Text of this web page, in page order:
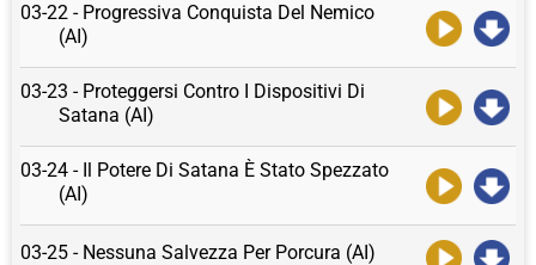
03-22 - Progressiva Conquista Del Nemico
(AI)
03-23 - Proteggersi Contro I Dispositivi Di
Satana (AI)
03-24 - Il Potere Di Satana È Stato Spezzato
(AI)
03-25 - Nessuna Salvezza Per Porcura (AI)